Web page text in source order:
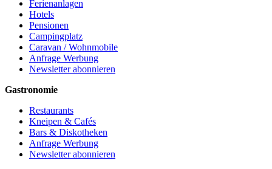
Ferienanlagen
Hotels
Pensionen
Campingplatz
Caravan / Wohnmobile
Anfrage Werbung
Newsletter abonnieren
Gastronomie
Restaurants
Kneipen & Cafés
Bars & Diskotheken
Anfrage Werbung
Newsletter abonnieren